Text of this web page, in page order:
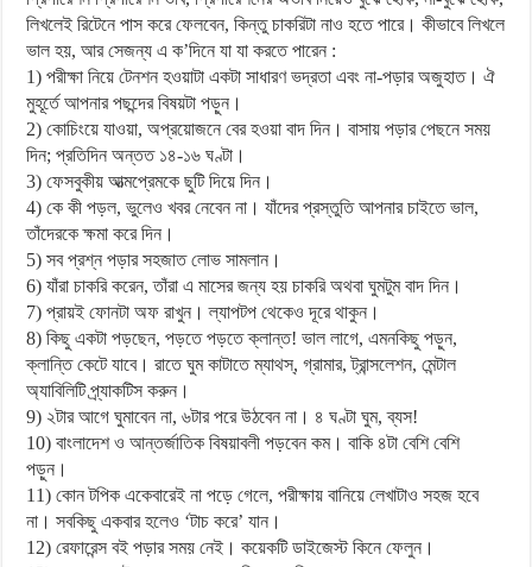
লিখলেই রিটেনে পাস করে ফেলবেন, কিন্তু চাকরিটা নাও হতে পারে। কীভাবে লিখলে
ভাল হয়, আর সেজন্য এ ক’দিনে যা যা করতে পারেন :
1) পরীক্ষা নিয়ে টেনশন হওয়াটা একটা সাধারণ ভদ্রতা এবং না-পড়ার অজুহাত। ঐ
মুহূর্তে আপনার পছন্দের বিষয়টা পড়ুন।
2) কোচিংয়ে যাওয়া, অপ্রয়োজনে বের হওয়া বাদ দিন। বাসায় পড়ার পেছনে সময়
দিন; প্রতিদিন অন্তত ১৪-১৬ ঘণ্টা।
3) ফেসবুকীয় আত্মপ্রেমকে ছুটি দিয়ে দিন।
4) কে কী পড়ল, ভুলেও খবর নেবেন না। যাঁদের প্রস্তুতি আপনার চাইতে ভাল,
তাঁদেরকে ক্ষমা করে দিন।
5) সব প্রশ্ন পড়ার সহজাত লোভ সামলান।
6) যাঁরা চাকরি করেন, তাঁরা এ মাসের জন্য হয় চাকরি অথবা ঘুমটুম বাদ দিন।
7) প্রায়ই ফোনটা অফ রাখুন। ল্যাপটপ থেকেও দূরে থাকুন।
8) কিছু একটা পড়ছেন, পড়তে পড়তে ক্লান্ত! ভাল লাগে, এমনকিছু পড়ুন,
ক্লান্তি কেটে যাবে। রাতে ঘুম কাটাতে ম্যাথস্, গ্রামার, ট্রান্সলেশন, মেন্টাল
অ্যাবিলিটি প্র্যাকটিস করুন।
9) ২টার আগে ঘুমাবেন না, ৬টার পরে উঠবেন না। ৪ ঘণ্টা ঘুম, ব্যস!
10) বাংলাদেশ ও আন্তর্জাতিক বিষয়াবলী পড়বেন কম। বাকি ৪টা বেশি বেশি
পড়ুন।
11) কোন টপিক একেবারেই না পড়ে গেলে, পরীক্ষায় বানিয়ে লেখাটাও সহজ হবে
না। সবকিছু একবার হলেও ‘টাচ করে’ যান।
12) রেফারেন্স বই পড়ার সময় নেই। কয়েকটি ডাইজেস্ট কিনে ফেলুন।